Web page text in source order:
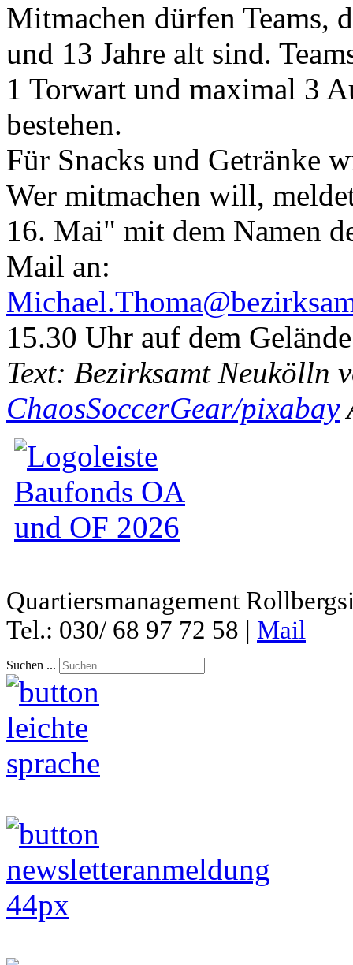
Mitmachen dürfen Teams,
und 13 Jahre alt sind.
1 Torwart und maximal 3
bestehen.
Für Snacks und Getränke
Wer mitmachen will,
16. Mai" mit dem Namen
Mail an:
15.30 Uhr auf dem
Text: Bezirksamt Neukölln
ChaosSoccerGear/pixabay
Quartiersmanagement
Tel.: 030/ 68 97 72 58 | Mail
Suchen ...